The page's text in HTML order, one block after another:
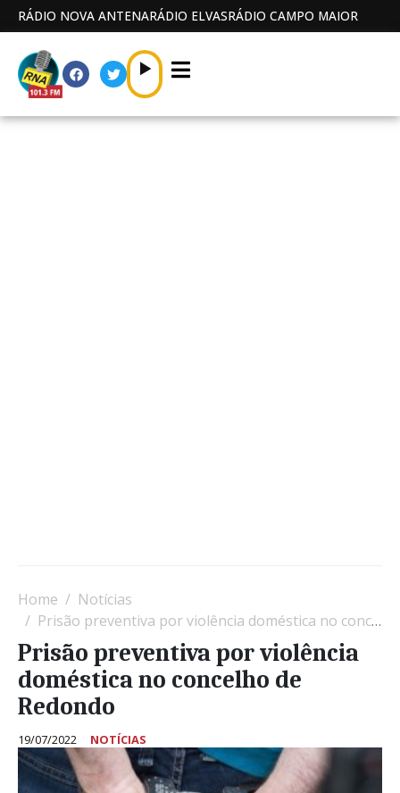
RÁDIO NOVA ANTENARÁDIO ELVASRÁDIO CAMPO MAIOR
Home
Notícias
Prisão preventiva por violência doméstica no concelho de Redondo
Prisão preventiva por violência
doméstica no concelho de
Redondo
19/07/2022 NOTÍCIAS